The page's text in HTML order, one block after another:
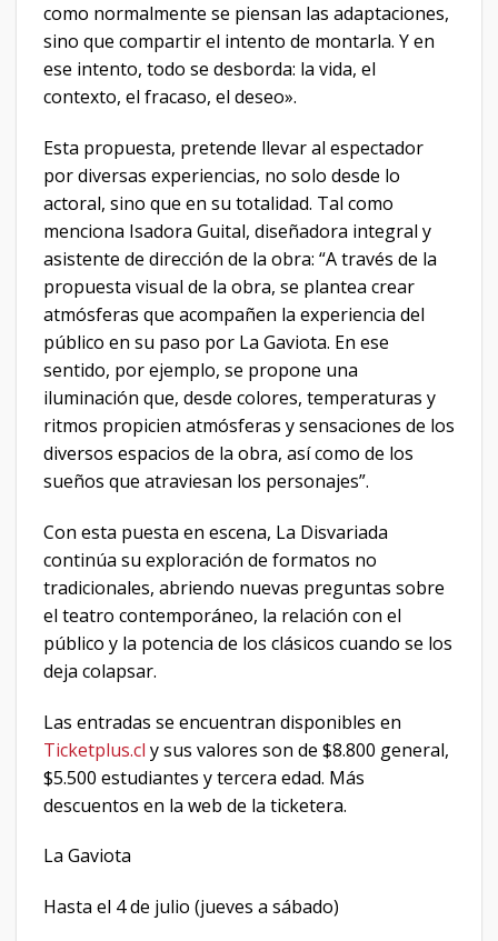
como normalmente se piensan las adaptaciones,
sino que compartir el intento de montarla. Y en
ese intento, todo se desborda: la vida, el
contexto, el fracaso, el deseo».
Esta propuesta, pretende llevar al espectador
por diversas experiencias, no solo desde lo
actoral, sino que en su totalidad. Tal como
menciona Isadora Guital, diseñadora integral y
asistente de dirección de la obra: “A través de la
propuesta visual de la obra, se plantea crear
atmósferas que acompañen la experiencia del
público en su paso por La Gaviota. En ese
sentido, por ejemplo, se propone una
iluminación que, desde colores, temperaturas y
ritmos propicien atmósferas y sensaciones de los
diversos espacios de la obra, así como de los
sueños que atraviesan los personajes”.
Con esta puesta en escena, La Disvariada
continúa su exploración de formatos no
tradicionales, abriendo nuevas preguntas sobre
el teatro contemporáneo, la relación con el
público y la potencia de los clásicos cuando se los
deja colapsar.
Las entradas se encuentran disponibles en
Ticketplus.cl y sus valores son de $8.800 general,
$5.500 estudiantes y tercera edad. Más
descuentos en la web de la ticketera.
La Gaviota
Hasta el 4 de julio (jueves a sábado)